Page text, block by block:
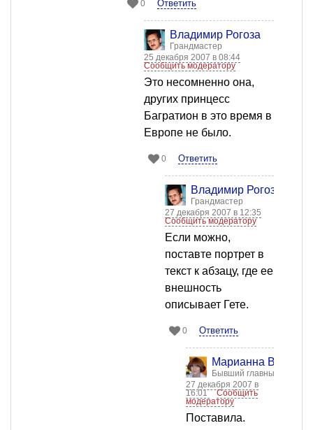
0 Ответить
Владимир Рогоза
Грандмастер
25 декабря 2007 в 08:44
Сообщить модератору
Это несомненно она,
других принцесс
Багратион в это время в
Европе не было.
0 Ответить
Владимир Рогоза
Грандмастер
27 декабря 2007 в 12:35
Сообщить модератору
Если можно,
поставте портрет в
текст к абзацу, где ее
внешность
описывает Гете.
0 Ответить
Марианна Власова
Бывший главный
27 декабря 2007 в
16:01
Сообщить
модератору
Поставила.